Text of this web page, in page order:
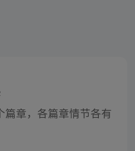
篇章，各篇章情节各有